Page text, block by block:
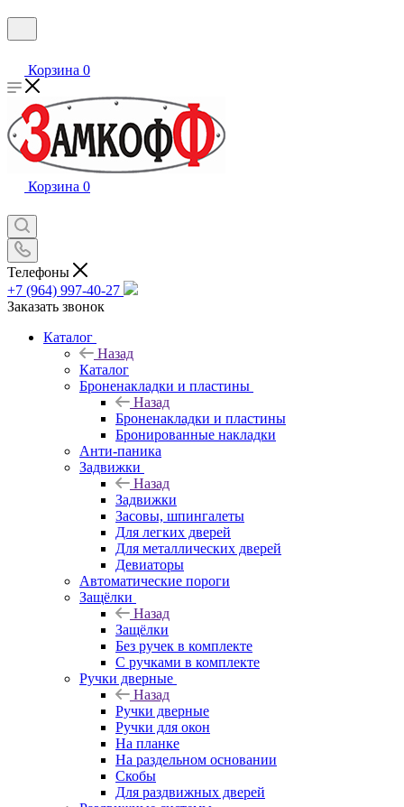
Корзина 0
Корзина 0
Телефоны
+7 (964) 997-40-27
Заказать звонок
Каталог
Назад
Каталог
Броненакладки и пластины
Назад
Броненакладки и пластины
Бронированные накладки
Анти-паника
Задвижки
Назад
Задвижки
Засовы, шпингалеты
Для легких дверей
Для металлических дверей
Девиаторы
Автоматические пороги
Защёлки
Назад
Защёлки
Без ручек в комплекте
С ручками в комплекте
Ручки дверные
Назад
Ручки дверные
Ручки для окон
На планке
На раздельном основании
Скобы
Для раздвижных дверей